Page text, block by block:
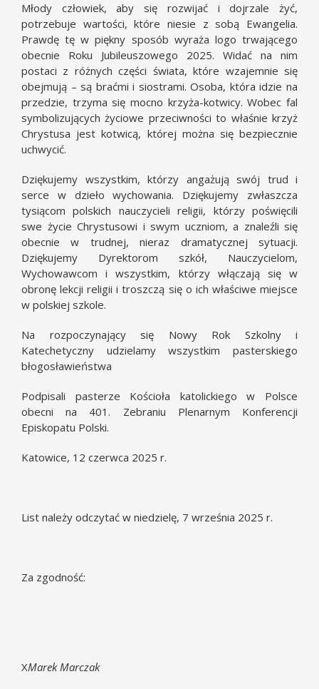
Młody człowiek, aby się rozwijać i dojrzale żyć,
potrzebuje wartości, które niesie z sobą Ewangelia.
Prawdę tę w piękny sposób wyraża logo trwającego
obecnie Roku Jubileuszowego 2025. Widać na nim
postaci z różnych części świata, które wzajemnie się
obejmują – są braćmi i siostrami. Osoba, która idzie na
przedzie, trzyma się mocno krzyża-kotwicy. Wobec fal
symbolizujących życiowe przeciwności to właśnie krzyż
Chrystusa jest kotwicą, której można się bezpiecznie
uchwycić.
Dziękujemy wszystkim, którzy angażują swój trud i
serce w dzieło wychowania. Dziękujemy zwłaszcza
tysiącom polskich nauczycieli religii, którzy poświęcili
swe życie Chrystusowi i swym uczniom, a znaleźli się
obecnie w trudnej, nieraz dramatycznej sytuacji.
Dziękujemy Dyrektorom szkół, Nauczycielom,
Wychowawcom i wszystkim, którzy włączają się w
obronę lekcji religii i troszczą się o ich właściwe miejsce
w polskiej szkole.
Na rozpoczynający się Nowy Rok Szkolny i
Katechetyczny udzielamy wszystkim pasterskiego
błogosławieństwa
Podpisali pasterze Kościoła katolickiego w Polsce
obecni na 401. Zebraniu Plenarnym Konferencji
Episkopatu Polski.
Katowice, 12 czerwca 2025 r.
List należy odczytać w niedzielę, 7 września 2025 r.
Za zgodność:
XMarek Marczak